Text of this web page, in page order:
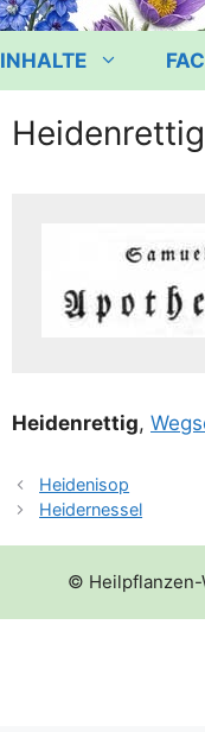
INHALTE
Heidenrettig
Hei­den­ret­tig,
Heidenisop
Heidernessel
© Heilpflanzen-